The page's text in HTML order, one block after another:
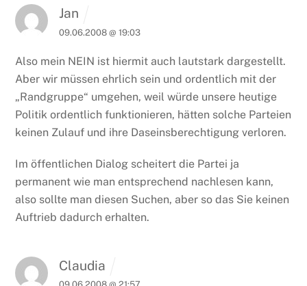
Jan
09.06.2008 @ 19:03
Also mein NEIN ist hiermit auch lautstark dargestellt.
Aber wir müssen ehrlich sein und ordentlich mit der
„Randgruppe“ umgehen, weil würde unsere heutige
Politik ordentlich funktionieren, hätten solche Parteien
keinen Zulauf und ihre Daseinsberechtigung verloren.
Im öffentlichen Dialog scheitert die Partei ja
permanent wie man entsprechend nachlesen kann,
also sollte man diesen Suchen, aber so das Sie keinen
Auftrieb dadurch erhalten.
Claudia